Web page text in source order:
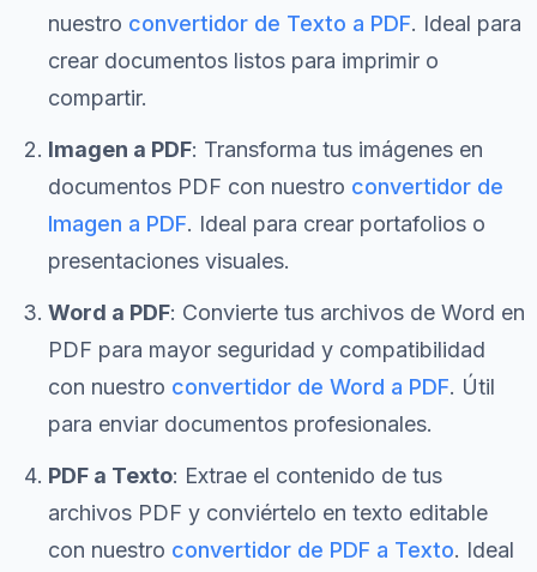
nuestro convertidor de Texto a PDF. Ideal para
crear documentos listos para imprimir o
compartir.
Imagen a PDF: Transforma tus imágenes en
documentos PDF con nuestro convertidor de
Imagen a PDF. Ideal para crear portafolios o
presentaciones visuales.
Word a PDF: Convierte tus archivos de Word en
PDF para mayor seguridad y compatibilidad
con nuestro convertidor de Word a PDF. Útil
para enviar documentos profesionales.
PDF a Texto: Extrae el contenido de tus
archivos PDF y conviértelo en texto editable
con nuestro convertidor de PDF a Texto. Ideal